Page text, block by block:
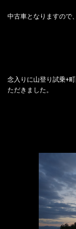
中古車となりますので
念入りに山登り試乗+
ただきました。